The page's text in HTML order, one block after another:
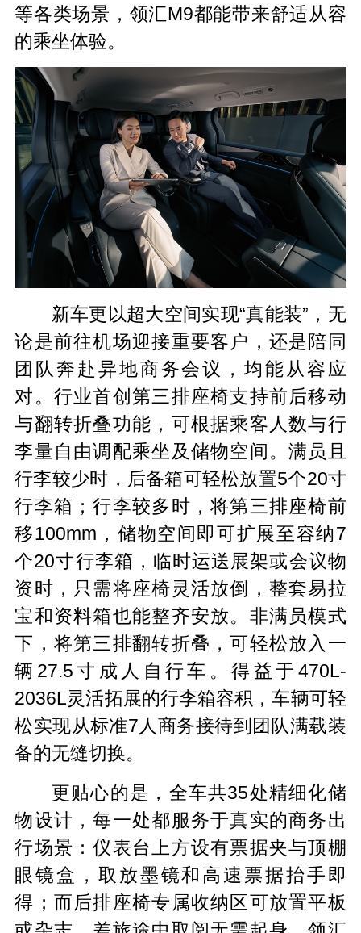
等各类场景，领汇M9都能带来舒适从容
的乘坐体验。
新车更以超大空间实现“真能装”，无
论是前往机场迎接重要客户，还是陪同
团队奔赴异地商务会议，均能从容应
对。行业首创第三排座椅支持前后移动
与翻转折叠功能，可根据乘客人数与行
李量自由调配乘坐及储物空间。满员且
行李较少时，后备箱可轻松放置5个20寸
行李箱；行李较多时，将第三排座椅前
移100mm，储物空间即可扩展至容纳7
个20寸行李箱，临时运送展架或会议物
资时，只需将座椅灵活放倒，整套易拉
宝和资料箱也能整齐安放。非满员模式
下，将第三排翻转折叠，可轻松放入一
辆27.5寸成人自行车。得益于470L-
2036L灵活拓展的行李箱容积，车辆可轻
松实现从标准7人商务接待到团队满载装
备的无缝切换。
更贴心的是，全车共35处精细化储
物设计，每一处都服务于真实的商务出
行场景：仪表台上方设有票据夹与顶棚
眼镜盒，取放墨镜和高速票据抬手即
得；而后排座椅专属收纳区可放置平板